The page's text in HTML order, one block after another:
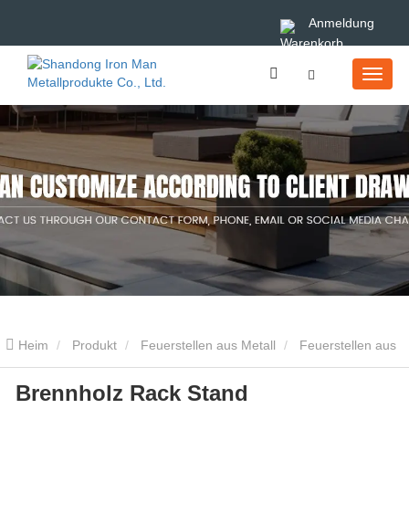
Anmeldung
Heim Produkt Feuerstellen aus Metall Feuerstellen aus
Cortenstahl Brennholz Rack Stand
Brennholz Rack Stand